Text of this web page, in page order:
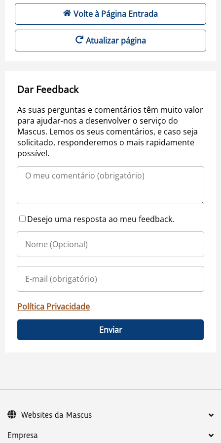
Volte à Página Entrada
Atualizar página
Dar Feedback
As suas perguntas e comentários têm muito valor
para ajudar-nos a desenvolver o serviço do
Mascus. Lemos os seus comentários, e caso seja
solicitado, responderemos o mais rapidamente
possível.
Desejo uma resposta ao meu feedback.
Política Privacidade
Enviar
Empresa
Websites da Mascus